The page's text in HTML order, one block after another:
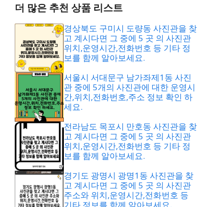
더 많은 추천 상품 리스트
경상북도 구미시 도량동 사진관을 찾
고 계시다면 그 중에 5 곳 의 사진관
위치,운영시간,전화번호 등 기타 정
보를 함께 알아보세요.
서울시 서대문구 남가좌제1동 사진
관 중에 5개의 사진관에 대한 운영시
간,위치,전화번호,주소 정보 확인 하
세요.
전라남도 목포시 만호동 사진관을 찾
고 계시다면 그 중에 5 곳 의 사진관
위치,운영시간,전화번호 등 기타 정
보를 함께 알아보세요.
경기도 광명시 광명1동 사진관을 찾
고 계시다면 그 중에 5 곳 의 사진관
주소와 위치,운영시간,전화번호 등
기타 정보를 함께 알아보세요.